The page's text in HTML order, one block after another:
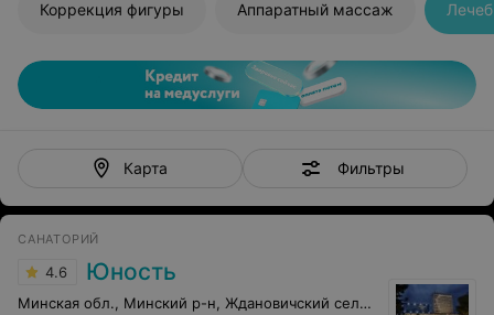
Коррекция фигуры Аппаратный массаж
Карта Фильтры
САНАТОРИЙ
4.6 Юность
Минская обл., Минский р-н, Ждановичский сельсовет, 67